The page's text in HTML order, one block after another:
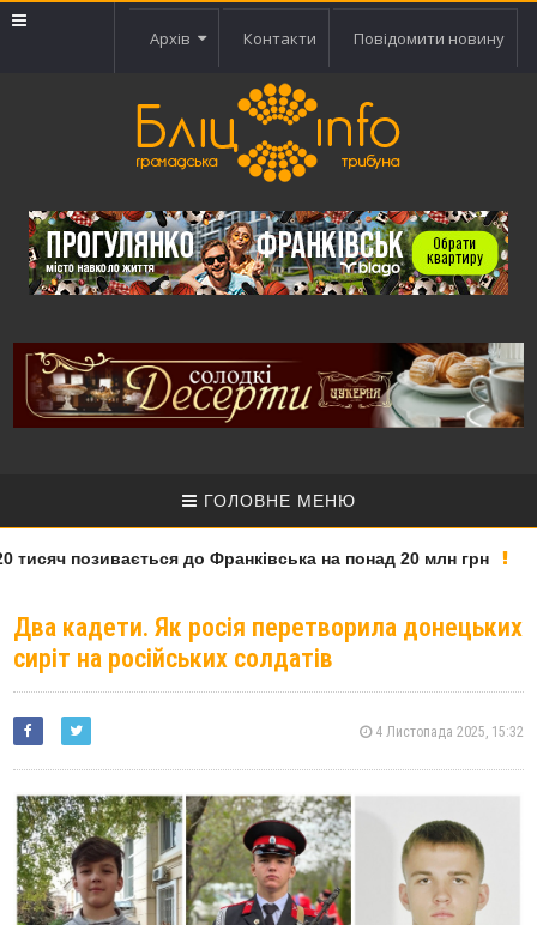
Архів Контакти Повідомити новину
ГОЛОВНЕ МЕНЮ
позивається до Франківська на понад 20 млн грн
Два кадети. Як росія перетворила донецьких
сиріт на російських солдатів
4 Листопада 2025, 15:32